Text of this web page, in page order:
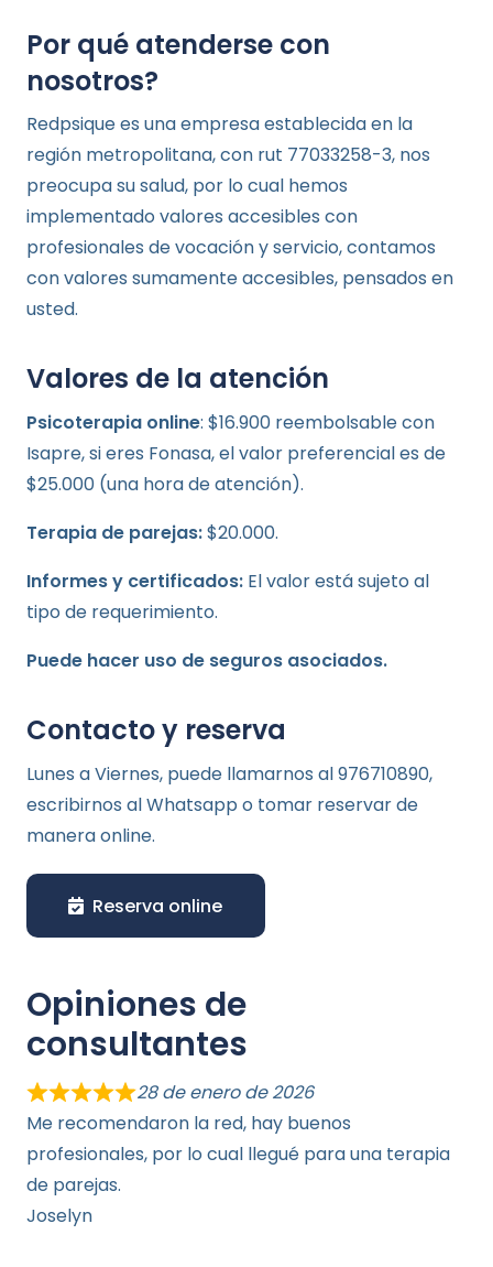
Por qué atenderse con
nosotros?
Redpsique es una empresa establecida en la
región metropolitana, con rut 77033258-3, nos
preocupa su salud, por lo cual hemos
implementado valores accesibles con
profesionales de vocación y servicio, contamos
con valores sumamente accesibles, pensados en
usted.
Valores de la atención
Psicoterapia online: $16.900 reembolsable con
Isapre, si eres Fonasa, el valor preferencial es de
$25.000 (una hora de atención).
Terapia de parejas:$20.000.
Informes y certificados: El valor está sujeto al
tipo de requerimiento.
Puede hacer uso de seguros asociados.
Contacto y reserva
Lunes a Viernes, puede llamarnos al 976710890,
escribirnos al Whatsapp o tomar reservar de
manera online.
Reserva online
Opiniones de
consultantes
28 de enero de 2026
Me recomendaron la red, hay buenos
profesionales, por lo cual llegué para una terapia
de parejas.
Joselyn